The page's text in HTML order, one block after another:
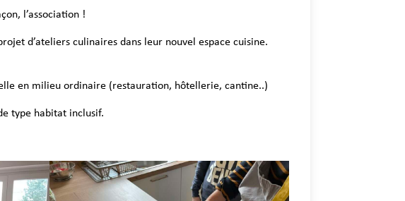
l’association !
d’ateliers culinaires dans leur nouvel espace cuisine.
en milieu ordinaire (restauration, hôtellerie, cantine..)
type habitat inclusif.